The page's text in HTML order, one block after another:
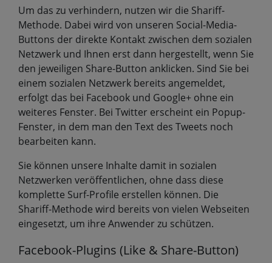
Um das zu verhindern, nutzen wir die Shariff-
Methode. Dabei wird von unseren Social-Media-
Buttons der direkte Kontakt zwischen dem sozialen
Netzwerk und Ihnen erst dann hergestellt, wenn Sie
den jeweiligen Share-Button anklicken. Sind Sie bei
einem sozialen Netzwerk bereits angemeldet,
erfolgt das bei Facebook und Google+ ohne ein
weiteres Fenster. Bei Twitter erscheint ein Popup-
Fenster, in dem man den Text des Tweets noch
bearbeiten kann.
Sie können unsere Inhalte damit in sozialen
Netzwerken veröffentlichen, ohne dass diese
komplette Surf-Profile erstellen können. Die
Shariff-Methode wird bereits von vielen Webseiten
eingesetzt, um ihre Anwender zu schützen.
Facebook-Plugins (Like & Share-Button)